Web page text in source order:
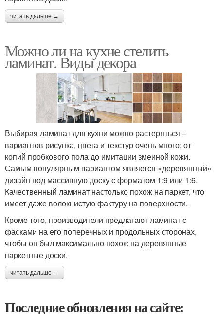
читать дальше →
Можно ли на кухне стелить
ламинат. Виды декора
Выбирая ламинат для кухни можно растеряться –
вариантов рисунка, цвета и текстур очень много: от
копий пробкового пола до имитации змеиной кожи.
Самым популярным вариантом является «деревянный»
дизайн под массивную доску с форматом 1:9 или 1:6.
Качественный ламинат настолько похож на паркет, что
имеет даже волокнистую фактуру на поверхности.
Кроме того, производители предлагают ламинат с
фасками на его поперечных и продольных сторонах,
чтобы он был максимально похож на деревянные
паркетные доски.
читать дальше →
Последние обновления на сайте: